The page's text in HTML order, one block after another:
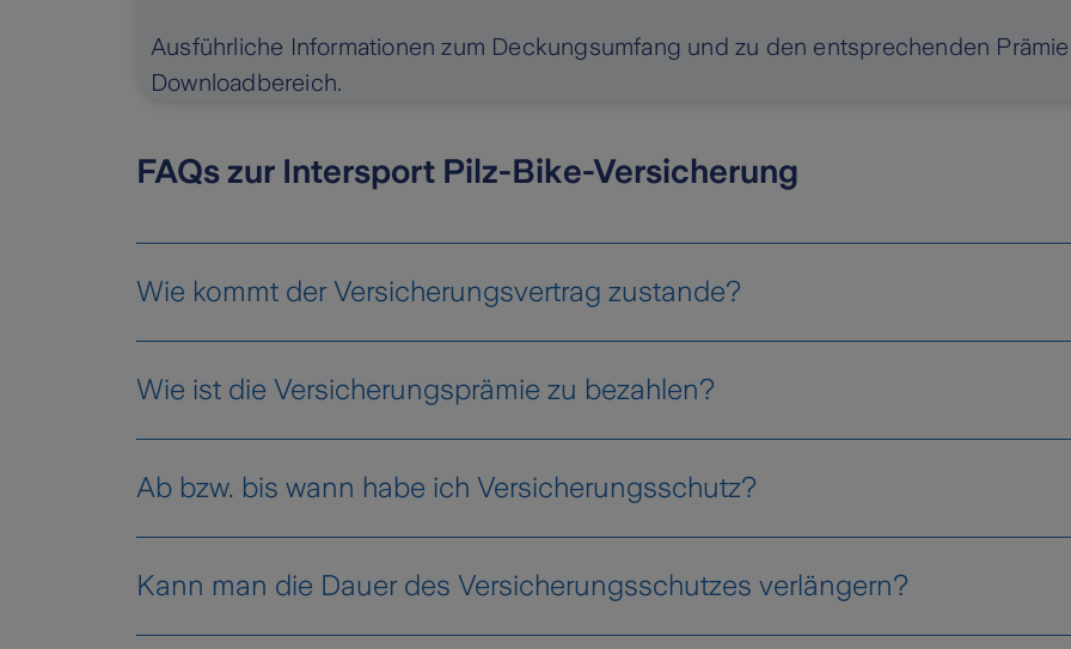
Ausführliche Informationen zum Deckungsumfang und zu den entsprechenden
Downloadbereich.
FAQs zur Intersport Pilz-Bike-Versicherung
Wie kommt der Versicherungsvertrag zustande?
Wie ist die Versicherungsprämie zu bezahlen?
Ab bzw. bis wann habe ich Versicherungsschutz?
Kann man die Dauer des Versicherungsschutzes verlängern?